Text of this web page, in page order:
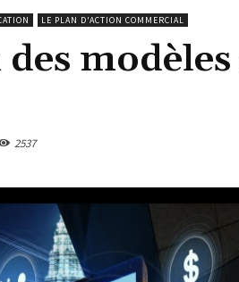
LE PLAN D'ACTION COMMERCIAL
modèles
2537